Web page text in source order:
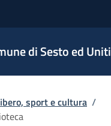
di Sesto ed Uniti
pane
sport e cultura /